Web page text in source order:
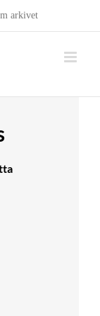
arkivet